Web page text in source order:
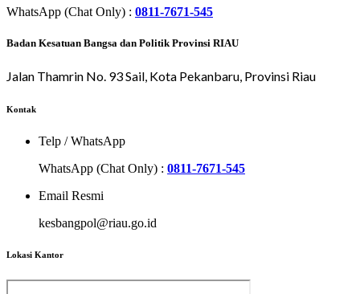
WhatsApp (Chat Only) : 0811-7671-545
Badan Kesatuan Bangsa dan Politik Provinsi RIAU
Jalan Thamrin No. 93 Sail, Kota Pekanbaru, Provinsi Riau
Kontak
Telp / WhatsApp
WhatsApp (Chat Only) : 0811-7671-545
Email Resmi
kesbangpol@riau.go.id
Lokasi Kantor